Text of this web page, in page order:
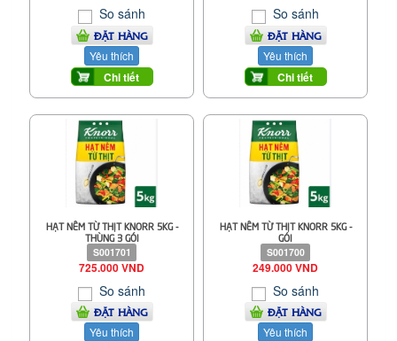
So sánh
ĐẶT HÀNG
Yêu thích
Chi tiết
So sánh
ĐẶT HÀNG
Yêu thích
Chi tiết
HẠT NÊM TỪ THỊT KNORR 5KG -
THÙNG 3 GÓI
S001701
725.000 VND
So sánh
ĐẶT HÀNG
Yêu thích
HẠT NÊM TỪ THỊT KNORR 5KG -
GÓI
S001700
249.000 VND
So sánh
ĐẶT HÀNG
Yêu thích